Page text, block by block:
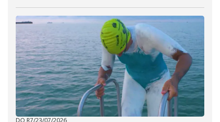
DO R7/23/07/2026